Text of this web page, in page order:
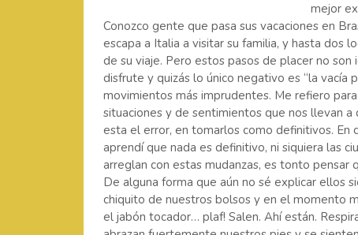
mejor
Conozco gente que pasa sus vacaciones en
escapa a Italia a visitar su familia, y hasta dos
de su viaje. Pero estos pasos de placer no
disfrute y quizás lo único negativo es “la vacía
movimientos más imprudentes. Me refiero
situaciones y de sentimientos que nos llevan
esta el error, en tomarlos como definitivos.
aprendí que nada es definitivo, ni siquiera las
arreglan con estas mudanzas, es tonto
De alguna forma que aún no sé explicar ellos
chiquito de nuestros bolsos y en el momento
el jabón tocador… plaf! Salen. Ahí están.